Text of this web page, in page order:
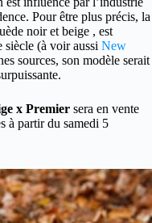
Pour être plus précis, la
noir et beige , est
siècle (à voir aussi New
sources, son modèle serait
x Premier sera en vente
à partir du samedi 5